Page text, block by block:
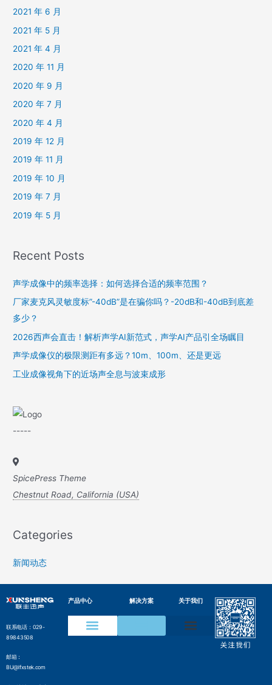
2021 年 6 月
2021 年 5 月
2021 年 4 月
2020 年 11 月
2020 年 9 月
2020 年 7 月
2020 年 4 月
2019 年 12 月
2019 年 11 月
2019 年 10 月
2019 年 7 月
2019 年 5 月
Recent Posts
声学成像中的频率选择：如何选择合适的频率范围？
厂家麦克风灵敏度标”-40dB”是在骗你吗？-20dB和-40dB到底差
多少？
2026西声会直击！解析声学AI新范式，声学AI产品引全场瞩目
声学成像仪的极限测距有多远？10m、100m、还是更远
工业成像视角下的近场声全息与波束成形
-----
SpicePress Theme
Chestnut Road, California (USA)
Categories
新闻动态
联系电话：029-
89843508
邮箱：
BU@lfxstek.com
产品中心 解决方案 关于我们